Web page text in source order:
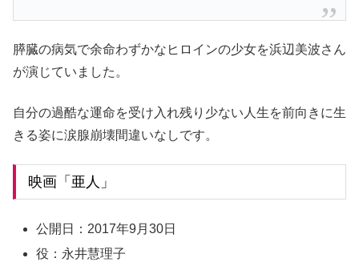
膵臓の病気で余命わずかなヒロインの少女を浜辺美波さん
が演じていました。
自分の過酷な運命を受け入れ残り少ない人生を前向きに生
きる姿に涙腺崩壊間違いなしです。
映画「亜人」
公開日：2017年9月30日
役：永井慧理子